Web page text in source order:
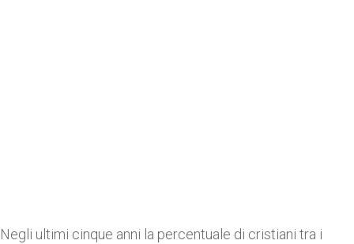
Negli ultimi cinque anni la percentuale di cristiani tra i